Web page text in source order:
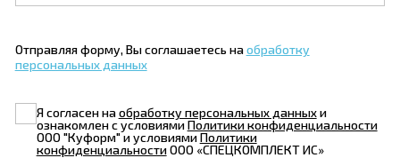
Отправляя форму, Вы соглашаетесь наобработку
персональных данных
Я согласен наобработку персональных данныхи
ознакомлен с условиямиПолитики конфиденциальности
ООО "Куформ" и условиямиПолитики
конфиденциальностиООО «СПЕЦКОМПЛЕКТ ИС»